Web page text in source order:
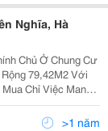
Nghĩa, Hà
Chủ Ở Chung Cư
79,42M2 Với
Chỉ Việc Mang
Hộ Hiện Tôi Vẫn
Ngày Thường,>1 năm